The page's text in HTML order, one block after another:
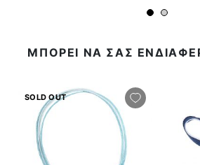
ΜΠΟΡΕΙ ΝΑ ΣΑΣ
SOLD OUT